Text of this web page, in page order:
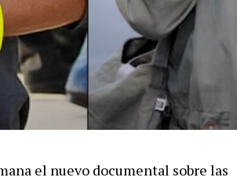
el nuevo documental sobre las